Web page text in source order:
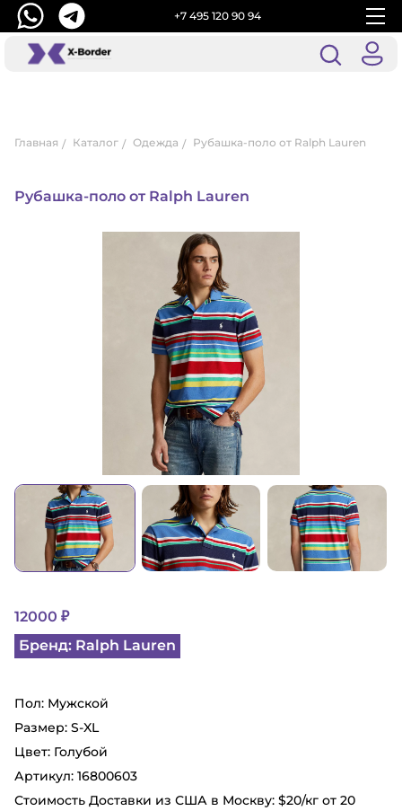
+7 495 120 90 94
Главная Каталог Одежда Рубашка-поло от Ralph Lauren
Рубашка-поло от Ralph Lauren
12000 ₽
Бренд: Ralph Lauren
Пол: Мужской
Размер: S-XL
Цвет: Голубой
Артикул: 16800603
Стоимость Доставки из США в Москву: $20/кг от 20